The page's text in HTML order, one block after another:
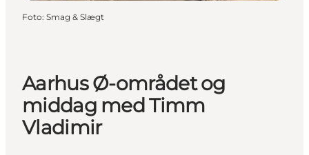
Foto: Smag & Slægt
Aarhus Ø-området og
middag med Timm
Vladimir